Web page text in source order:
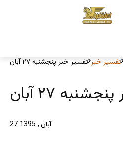
تفسیر خبر تفسیر خبر پنجشنبه ۲۷ آبان
۲۷ آبان
27 آبان , 1395